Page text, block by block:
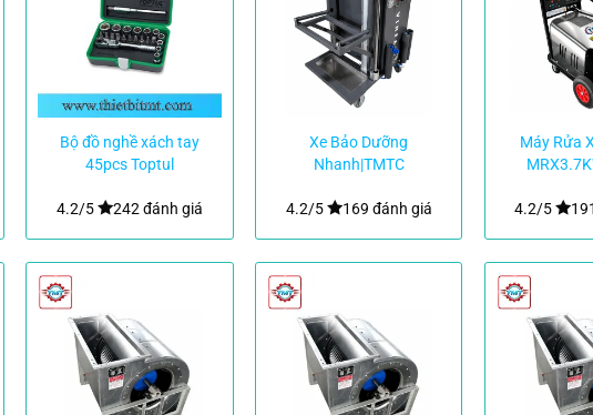
Bộ đồ nghề xách tay
45pcs Toptul
4.2/5
242 đánh giá
Xe Bảo Dưỡng
Nhanh|TMTC
4.2/5 169 đánh giá
Máy Rửa
4.2/5